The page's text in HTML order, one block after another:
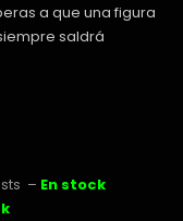
a que una figura
saldrá
– En stock